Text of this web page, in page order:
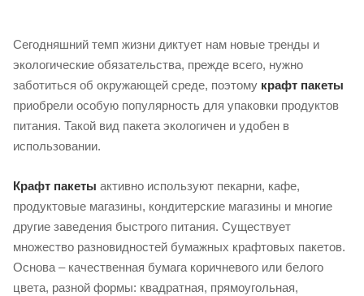
Сегодняшний темп жизни диктует нам новые тренды и
экологические обязательства, прежде всего, нужно
заботиться об окружающей среде, поэтому крафт пакеты
приобрели особую популярность для упаковки продуктов
питания. Такой вид пакета экологичен и удобен в
использовании.
Крафт пакеты активно используют пекарни, кафе,
продуктовые магазины, кондитерские магазины и многие
другие заведения быстрого питания. Существует
множество разновидностей бумажных крафтовых пакетов.
Основа – качественная бумага коричневого или белого
цвета, разной формы: квадратная, прямоугольная,